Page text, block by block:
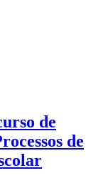
de
de